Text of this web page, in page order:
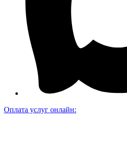
Оплата услуг онлайн: